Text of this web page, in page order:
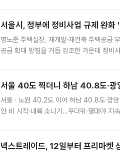
서울시, 정부에 정비사업 규제 완
명노준 주택실장, 재개발·재건축 주택공급
공급 확대 방침을 거듭 강조한 가운데 정비
서울 40도 찍더니 하남 40.8도·
서울ㆍ노원 40.2도 이어 하남 40.8도·광
안 비 시작·내륙 소나기…무더위·열대야 지
넥스트레이드, 12일부터 프리마켓